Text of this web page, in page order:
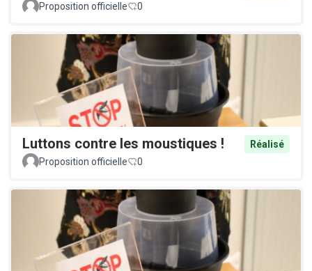
Proposition officielle
0
Luttons contre les moustiques !
Réalisé
Proposition officielle
0